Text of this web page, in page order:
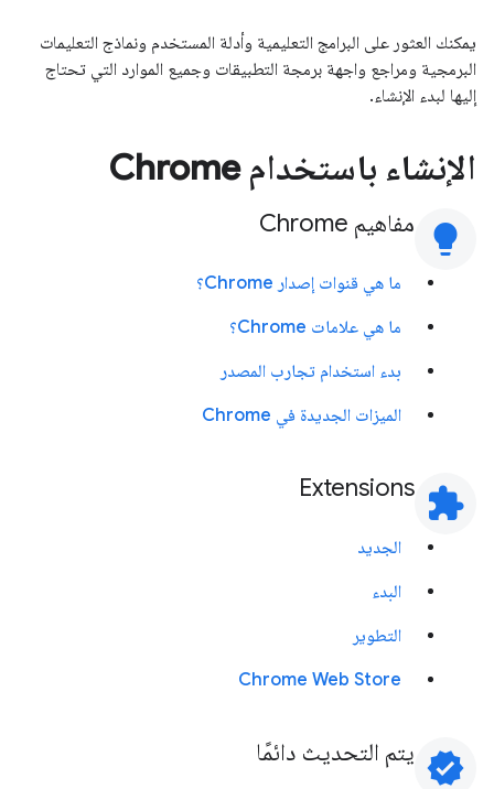
يمكنك العثور على البرامج التعليمية وأدلة المستخدم ونماذج التعليمات
البرمجية ومراجع واجهة برمجة التطبيقات وجميع الموارد التي تحتاج
إليها لبدء الإنشاء.
الإنشاء باستخدام Chrome
lightbulb مفاهيم Chrome
ما هي قنوات إصدار Chrome؟
ما هي علامات Chrome؟
بدء استخدام تجارب المصدر
الميزات الجديدة في Chrome
extension
Extensions
الجديد
البدء
التطوير
Chrome Web Store
verified يتم التحديث دائمًا